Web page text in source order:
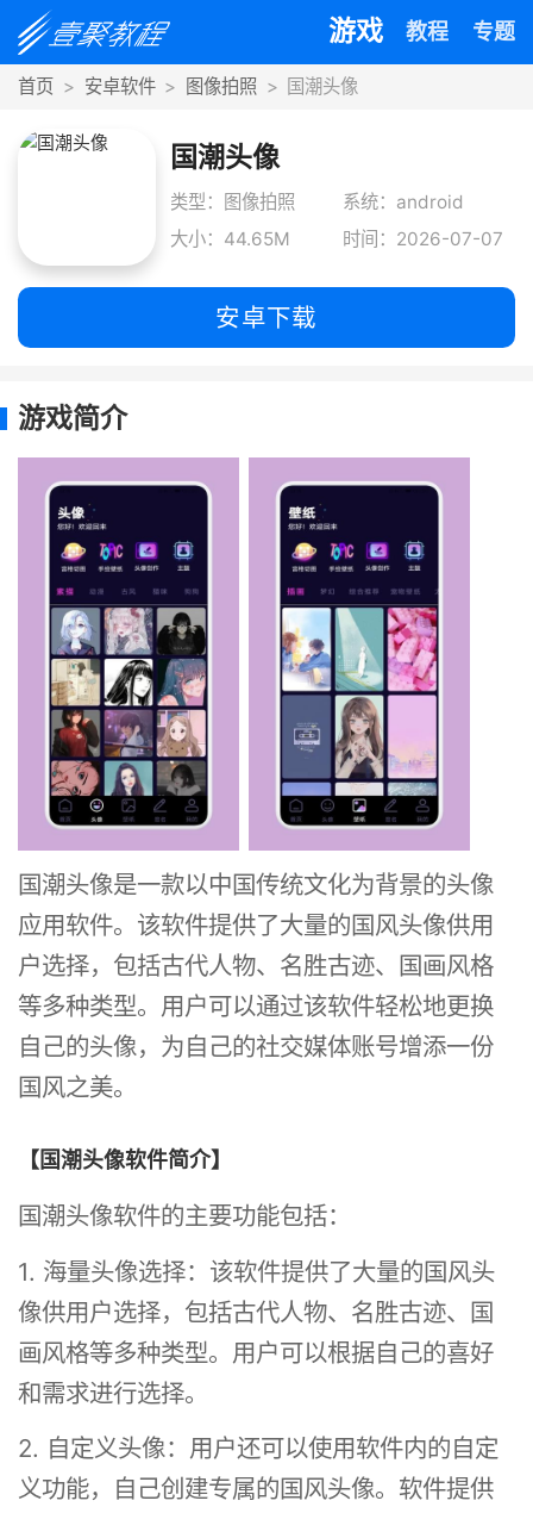
游戏 教程 专题
首页 安卓软件 图像拍照 国潮头像
国潮头像
类型：图像拍照
系统：android
大小：44.65M
时间：2026-07-07
安卓下载
游戏简介
国潮头像是一款以中国传统文化为背景的头像
应用软件。该软件提供了大量的国风头像供用
户选择，包括古代人物、名胜古迹、国画风格
等多种类型。用户可以通过该软件轻松地更换
自己的头像，为自己的社交媒体账号增添一份
国风之美。
【国潮头像软件简介】
国潮头像软件的主要功能包括：
1. 海量头像选择：该软件提供了大量的国风头
像供用户选择，包括古代人物、名胜古迹、国
画风格等多种类型。用户可以根据自己的喜好
和需求进行选择。
2. 自定义头像：用户还可以使用软件内的自定
义功能，自己创建专属的国风头像。软件提供